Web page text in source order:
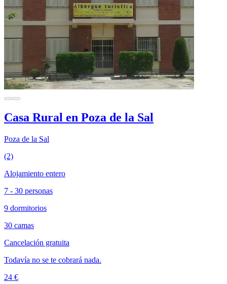
Casa Rural en Poza de la Sal
Poza de la Sal
(2)
Alojamiento entero
7 - 30 personas
9 dormitorios
30 camas
Cancelación gratuita
Todavía no se te cobrará nada.
24 €